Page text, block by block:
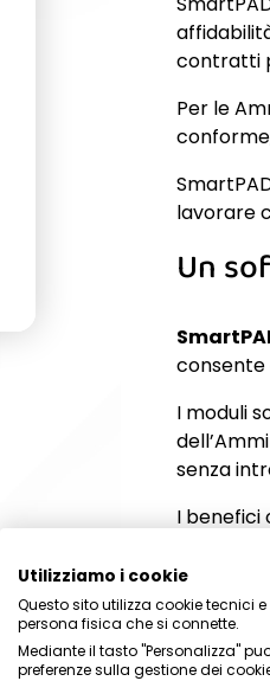
contratti
Per le
lavorare
Un
consente
I moduli
senza
I benefici
il
ogni
Utilizziamo i cookie
Questo sito utilizza cookie tecnici
persona fisica che si connette.
Mediante il tasto "Personalizza"
preferenze sulla gestione dei